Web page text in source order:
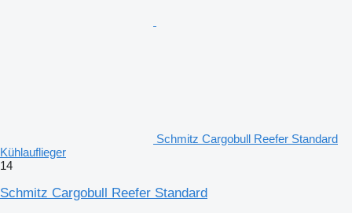
Schmitz Cargobull Reefer Standard
Kühlauflieger
14
Schmitz Cargobull Reefer Standard